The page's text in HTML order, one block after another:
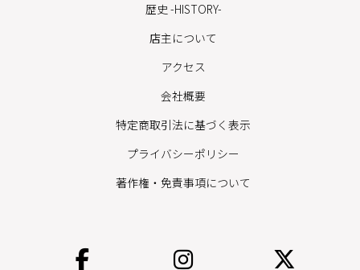
歴史 -HISTORY-
店主について
アクセス
会社概要
特定商取引法に基づく表示
プライバシーポリシー
著作権・免責事項について